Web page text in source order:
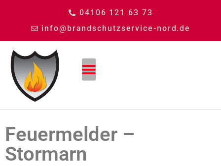
04106 121 63 73
info@brandschutzservice-nord.de
Feuermelder –
Stormarn